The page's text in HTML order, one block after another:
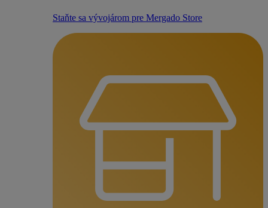
Staňte sa vývojárom pre Mergado Store